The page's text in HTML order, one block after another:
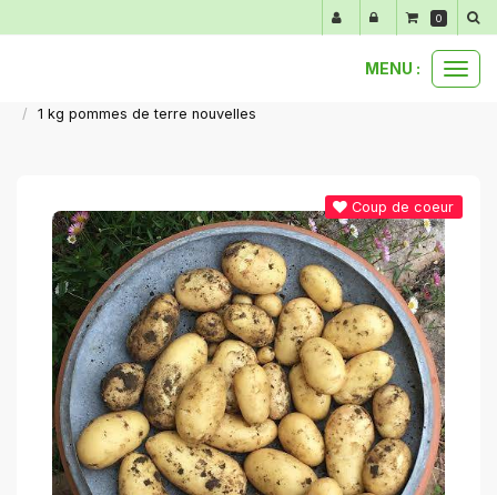
MENU :
1 kg pommes de terre nouvelles
Coup de coeur
0